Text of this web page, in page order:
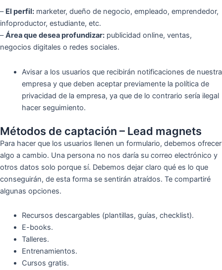
– El perfil: marketer, dueño de negocio, empleado, emprendedor,
infoproductor, estudiante, etc.
–Área que desea profundizar: publicidad online, ventas,
negocios digitales o redes sociales.
Avisar a los usuarios que recibirán notificaciones de nuestra
empresa y que deben aceptar previamente la política de
privacidad de la empresa, ya que de lo contrario sería ilegal
hacer seguimiento.
Métodos de captación – Lead magnets
Para hacer que los usuarios llenen un formulario, debemos ofrecer
algo a cambio. Una persona no nos daría su correo electrónico y
otros datos solo porque sí. Debemos dejar claro qué es lo que
conseguirán, de esta forma se sentirán atraídos. Te compartiré
algunas opciones.
Recursos descargables (plantillas, guías, checklist).
E-books.
Talleres.
Entrenamientos.
Cursos gratis.